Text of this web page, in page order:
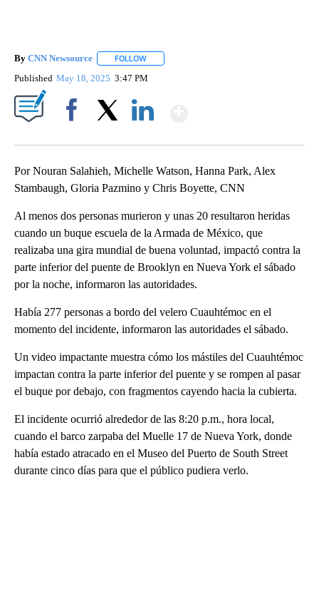
By CNN Newsource FOLLOW
Published May 18, 2025 3:47 PM
Por Nouran Salahieh, Michelle Watson, Hanna Park, Alex
Stambaugh, Gloria Pazmino y Chris Boyette, CNN
Al menos dos personas murieron y unas 20 resultaron heridas
cuando un buque escuela de la Armada de México, que
realizaba una gira mundial de buena voluntad, impactó contra la
parte inferior del puente de Brooklyn en Nueva York el sábado
por la noche, informaron las autoridades.
Había 277 personas a bordo del velero Cuauhtémoc en el
momento del incidente, informaron las autoridades el sábado.
Un video impactante muestra cómo los mástiles del Cuauhtémoc
impactan contra la parte inferior del puente y se rompen al pasar
el buque por debajo, con fragmentos cayendo hacia la cubierta.
El incidente ocurrió alrededor de las 8:20 p.m., hora local,
cuando el barco zarpaba del Muelle 17 de Nueva York, donde
había estado atracado en el Museo del Puerto de South Street
durante cinco días para que el público pudiera verlo.